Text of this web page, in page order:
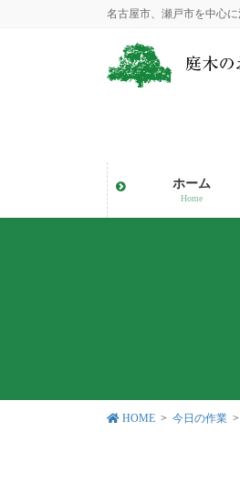
名古屋市、瀬戸市を中心
ホーム
Home
HOME 今日の作業